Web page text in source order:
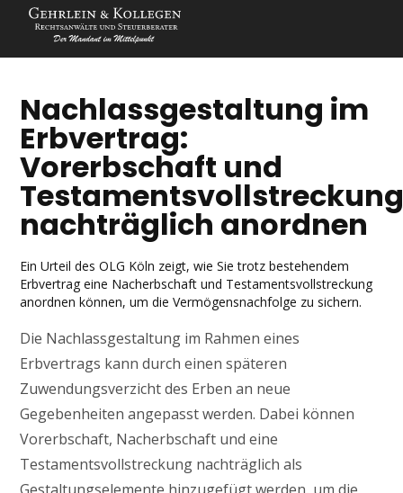
Nachlassgestaltung im
Erbvertrag:
Vorerbschaft und
nachträglich anordnen
Ein Urteil des OLG Köln zeigt, wie Sie trotz bestehendem
Erbvertrag eine Nacherbschaft und Testamentsvollstreckung
anordnen können, um die Vermögensnachfolge zu sichern.
Die Nachlassgestaltung im Rahmen eines
Erbvertrags kann durch einen späteren
Zuwendungsverzicht des Erben an neue
Gegebenheiten angepasst werden. Dabei können
Vorerbschaft, Nacherbschaft und eine
Testamentsvollstreckung nachträglich als